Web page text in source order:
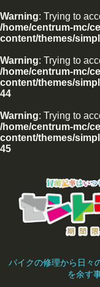
Warning: Trying to
/home/centrum-mc/
content/themes/
Warning: Trying to
/home/centrum-mc/
content/themes/
44
Warning: Trying to
/home/centrum-mc/
content/themes/
45
バイクの修理から日々
を余す